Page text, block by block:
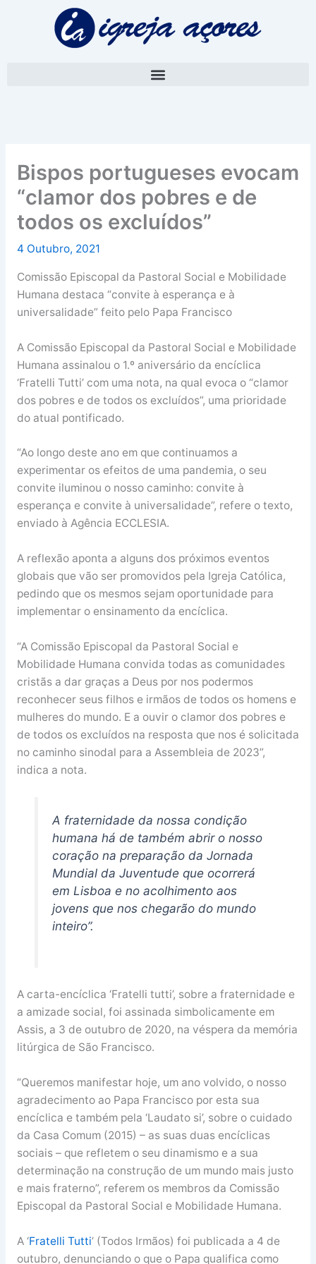
Bispos portugueses evocam
“clamor dos pobres e de
todos os excluídos”
4 Outubro, 2021
Comissão Episcopal da Pastoral Social e Mobilidade
Humana destaca “convite à esperança e à
universalidade” feito pelo Papa Francisco
A Comissão Episcopal da Pastoral Social e Mobilidade
Humana assinalou o 1.º aniversário da encíclica
‘Fratelli Tutti’ com uma nota, na qual evoca o “clamor
dos pobres e de todos os excluídos”, uma prioridade
do atual pontificado.
“Ao longo deste ano em que continuamos a
experimentar os efeitos de uma pandemia, o seu
convite iluminou o nosso caminho: convite à
esperança e convite à universalidade”, refere o texto,
enviado à Agência ECCLESIA.
A reflexão aponta a alguns dos próximos eventos
globais que vão ser promovidos pela Igreja Católica,
pedindo que os mesmos sejam oportunidade para
implementar o ensinamento da encíclica.
“A Comissão Episcopal da Pastoral Social e
Mobilidade Humana convida todas as comunidades
cristãs a dar graças a Deus por nos podermos
reconhecer seus filhos e irmãos de todos os homens e
mulheres do mundo. E a ouvir o clamor dos pobres e
de todos os excluídos na resposta que nos é solicitada
no caminho sinodal para a Assembleia de 2023”,
indica a nota.
A fraternidade da nossa condição
humana há de também abrir o nosso
coração na preparação da Jornada
Mundial da Juventude que ocorrerá
em Lisboa e no acolhimento aos
jovens que nos chegarão do mundo
inteiro”.
A carta-encíclica ‘Fratelli tutti’, sobre a fraternidade e
a amizade social, foi assinada simbolicamente em
Assis, a 3 de outubro de 2020, na véspera da memória
litúrgica de São Francisco.
“Queremos manifestar hoje, um ano volvido, o nosso
agradecimento ao Papa Francisco por esta sua
encíclica e também pela ‘Laudato si’, sobre o cuidado
da Casa Comum (2015) – as suas duas encíclicas
sociais – que refletem o seu dinamismo e a sua
determinação na construção de um mundo mais justo
e mais fraterno”, referem os membros da Comissão
Episcopal da Pastoral Social e Mobilidade Humana.
A ‘Fratelli Tutti’ (Todos Irmãos) foi publicada a 4 de
outubro, denunciando o que o Papa qualifica como